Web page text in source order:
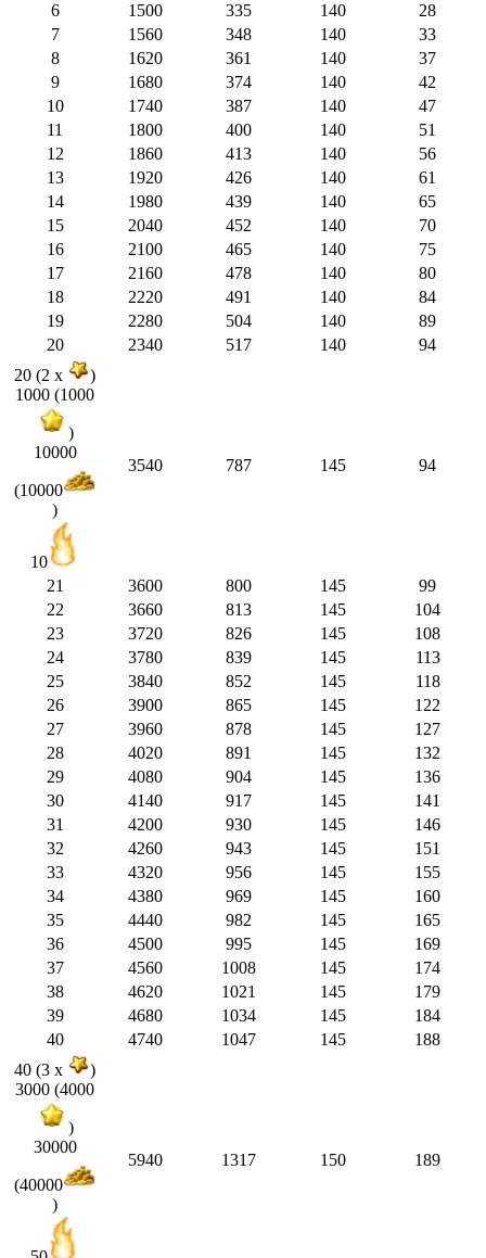
6
1500 335 140
28
7
1560 348 140
33
8
1620 361 140
37
9
1680 374 140
42
10
1740 387 140
47
11
1800 400 140
51
12
1860 413 140
56
13
1920 426 140
61
14
1980 439 140
65
15
2040 452 140
70
16
2100 465 140
75
17
2160 478 140
80
18
2220 491 140
84
19
2280 504 140
89
20
2340 517 140
94
20 (2 x
)
1000 (1000
)
10000
(10000
)
10
3540 787 145 94
21 3600 800 145
99
22
3660 813 145
104
23
3720 826 145
108
24
3780 839 145
113
25
3840 852 145
118
26
3900 865 145
122
27
3960 878 145
127
28
4020 891 145
132
29
4080 904 145
136
30
4140 917 145
141
31
4200 930 145
146
32
4260 943 145
151
33
4320 956 145
155
34
4380 969 145
160
35
4440 982 145
165
36
4500 995 145
169
37
4560 1008 145
174
38
4620 1021 145
179
39
4680 1034 145
184
40
4740 1047 145
188
40 (3 x
)
3000 (4000
)
30000
(40000
)
5940 1317 150 189